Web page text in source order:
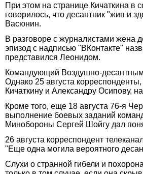
При этом на странице Кичаткина в
говорилось, что десантник "жив и
Васюнин.
В разговоре с журналистами жена
эпизод с надписью "ВКонтакте"
представился Леонидом.
Командующий Воздушно-
Однако 25 августа
Кичаткину и Александру Осипову,
Кроме того, еще 18 августа 76-я
выполнение боевых заданий
Минобороны Сергей Шойгу дал
26 августа корреспондент
"Еще одна могила вероятного
Слухи о странной гибели и